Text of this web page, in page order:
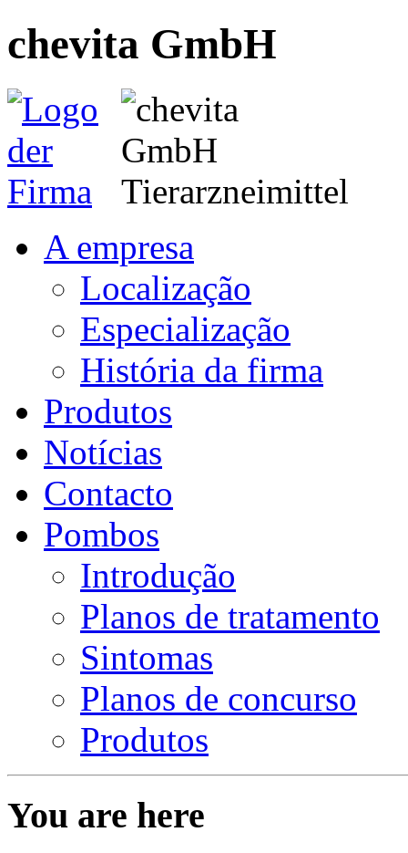
chevita GmbH
A empresa
Localização
Especialização
História da firma
Produtos
Notícias
Contacto
Pombos
Introdução
Planos de tratamento
Sintomas
Planos de concurso
Produtos
You are here